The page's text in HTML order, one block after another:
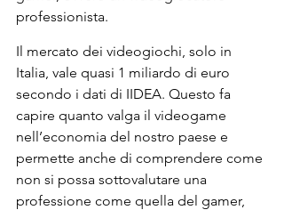
professionista.
Il mercato dei videogiochi, solo in
Italia, vale quasi 1 miliardo di euro
secondo i dati di IIDEA. Questo fa
capire quanto valga il videogame
nell’economia del nostro paese e
permette anche di comprendere come
non si possa sottovalutare una
professione come quella del gamer,